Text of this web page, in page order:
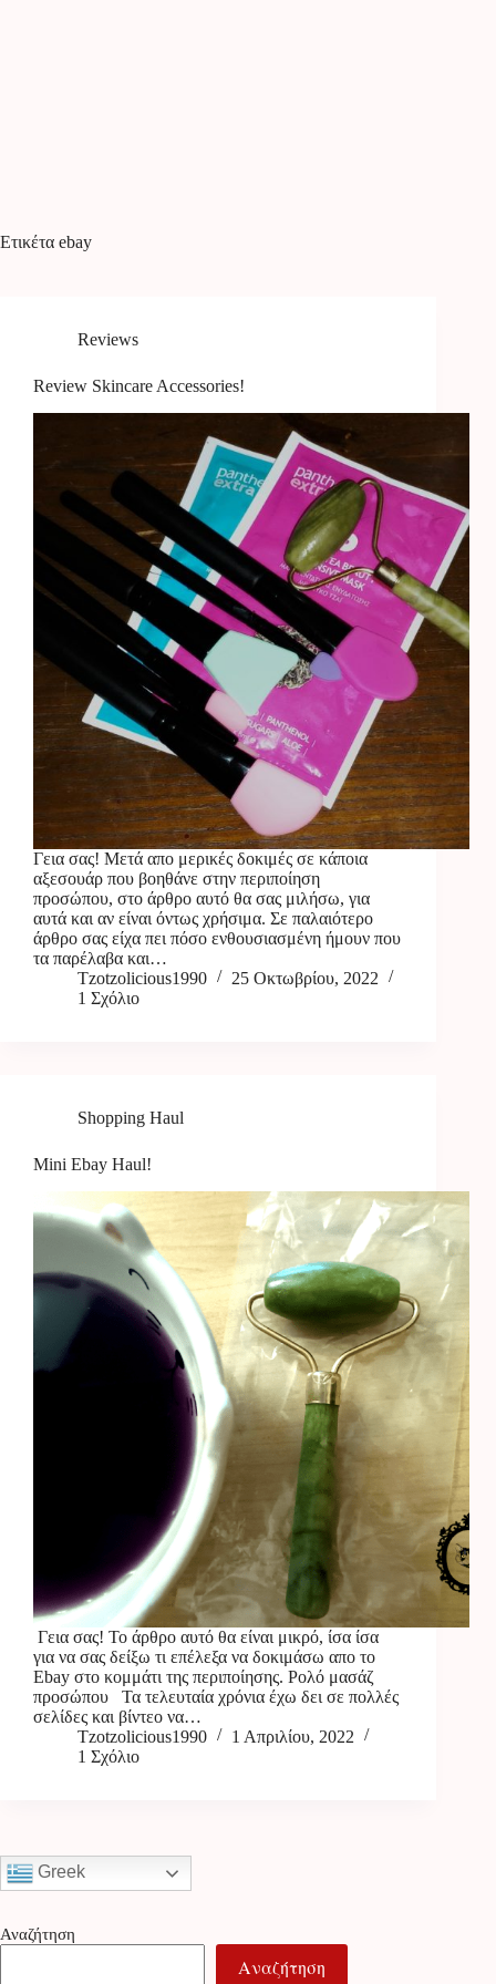
Ετικέτα ebay
Reviews
Review Skincare Accessories!
Γεια σας! Μετά απο μερικές δοκιμές σε κάποια
αξεσουάρ που βοηθάνε στην περιποίηση
προσώπου, στο άρθρο αυτό θα σας μιλήσω, για
αυτά και αν είναι όντως χρήσιμα. Σε παλαιότερο
άρθρο σας είχα πει πόσο ενθουσιασμένη ήμουν που
τα παρέλαβα και…
Tzotzolicious1990
25 Οκτωβρίου, 2022
1 Σχόλιο
Shopping Haul
Mini Ebay Haul!
Γεια σας! Το άρθρο αυτό θα είναι μικρό, ίσα ίσα
για να σας δείξω τι επέλεξα να δοκιμάσω απο το
Ebay στο κομμάτι της περιποίησης. Ρολό μασάζ
προσώπου Τα τελευταία χρόνια έχω δει σε πολλές
σελίδες και βίντεο να…
Tzotzolicious1990
1 Απριλίου, 2022
1 Σχόλιο
Greek
Αναζήτηση
Αναζήτηση